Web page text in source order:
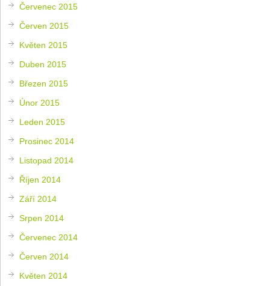
Červenec 2015
Červen 2015
Květen 2015
Duben 2015
Březen 2015
Únor 2015
Leden 2015
Prosinec 2014
Listopad 2014
Říjen 2014
Září 2014
Srpen 2014
Červenec 2014
Červen 2014
Květen 2014